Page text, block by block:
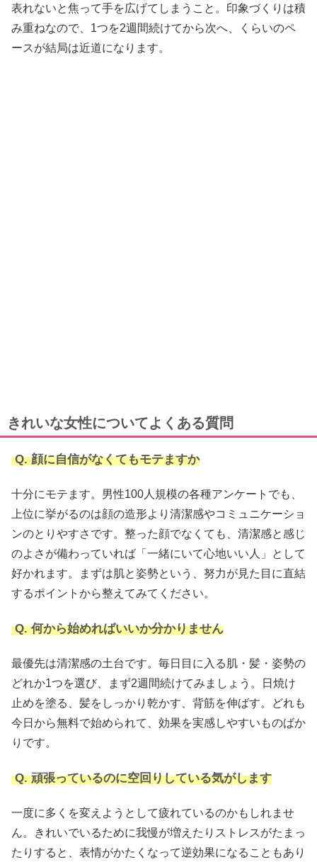
表れないと焦って手を広げてしまうこと。印象づくりは積
み重ねなので、1つを2週間続けてから次へ、くらいのペ
ースが結局は近道になります。
きれいな女性についてよくある質問
Q. 顔に自信がなくてもモテますか
十分にモテます。男性100人規模の各種アンケートでも、
上位に挙がるのは顔の造形より清潔感やコミュニケーショ
ンのとりやすさです。整った顔でなくても、清潔感と感じ
のよさが備わっていれば「一緒にいて心地いい人」として
好かれます。まずは肌と姿勢という、努力が見た目に直結
するポイントから整えてみてください。
Q. 何から始めればいいか分かりません
最優先は清潔感の土台です。毎日目に入る肌・髪・姿勢の
どれか1つを選び、まず2週間続けてみましょう。日焼け
止めを塗る、髪をしっかり乾かす、背筋を伸ばす。どれも
今日から無料で始められて、効果を実感しやすいものばか
りです。
Q. 頑張っているのに空回りしている気がします
一度に多くを変えようとして疲れているのかもしれませ
ん。きれいでいるために我慢が増えたりストレスがたまっ
たりすると、表情がかたくなって逆効果になることもあり